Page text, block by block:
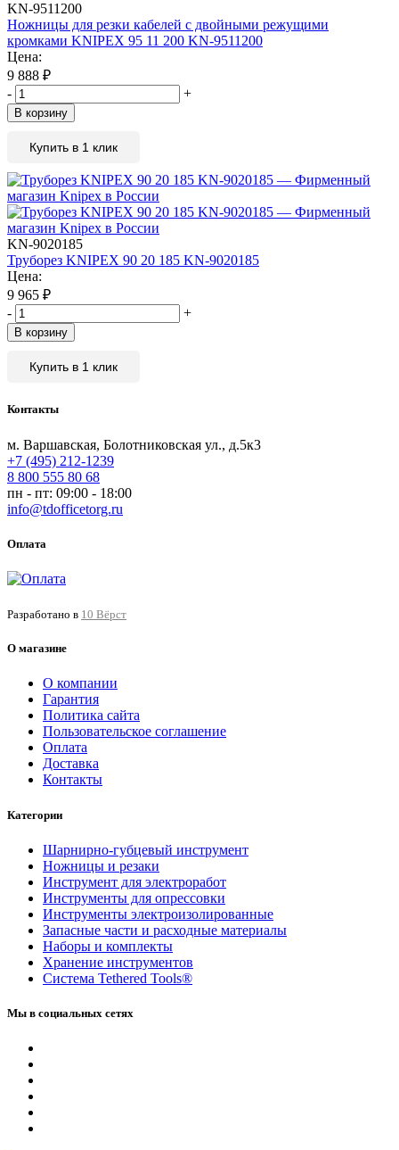
KN-9511200
Ножницы для резки кабелей с двойными режущими
кромками KNIPEX 95 11 200 KN-9511200
Цена:
9 888 ₽
-
+
В корзину
Купить в 1 клик
KN-9020185
Труборез KNIPEX 90 20 185 KN-9020185
Цена:
9 965 ₽
-
+
В корзину
Купить в 1 клик
Контакты
м. Варшавская, Болотниковская ул., д.5к3
+7 (495) 212-1239
8 800 555 80 68
пн - пт: 09:00 - 18:00
info@tdofficetorg.ru
Оплата
Разработано в 10 Вёрст
О магазине
О компании
Гарантия
Политика сайта
Пользовательское соглашение
Оплата
Доставка
Контакты
Категории
Шарнирно-губцевый инструмент
Ножницы и резаки
Инструмент для электроработ
Инструменты для опрессовки
Инструменты электроизолированные
Запасные части и расходные материалы
Наборы и комплекты
Хранение инс­тру­мен­тов
Система Tethered Tools®
Мы в социальных сетях